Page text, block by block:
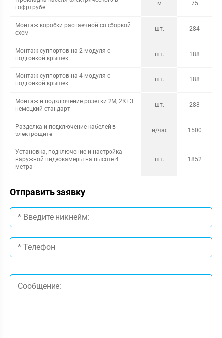
гофртрубе
м 75
Монтаж коробки распаечной со сборкой
схем
шт. 284
Монтаж суппортов на 2 модуля с
подгонкой крышек
шт. 188
Монтаж суппортов на 4 модуля с
подгонкой крышек
шт. 188
Монтаж и подключение розетки 2M, 2К+З
немецкий стандарт
шт. 288
Разделка и подключение кабелей в
электрощите
н/час 1500
Установка, подключение и настройка
наружной видеокамеры на высоте 4
метра
шт. 1852
Отправить заявку